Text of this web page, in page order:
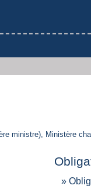
ministre), Ministère